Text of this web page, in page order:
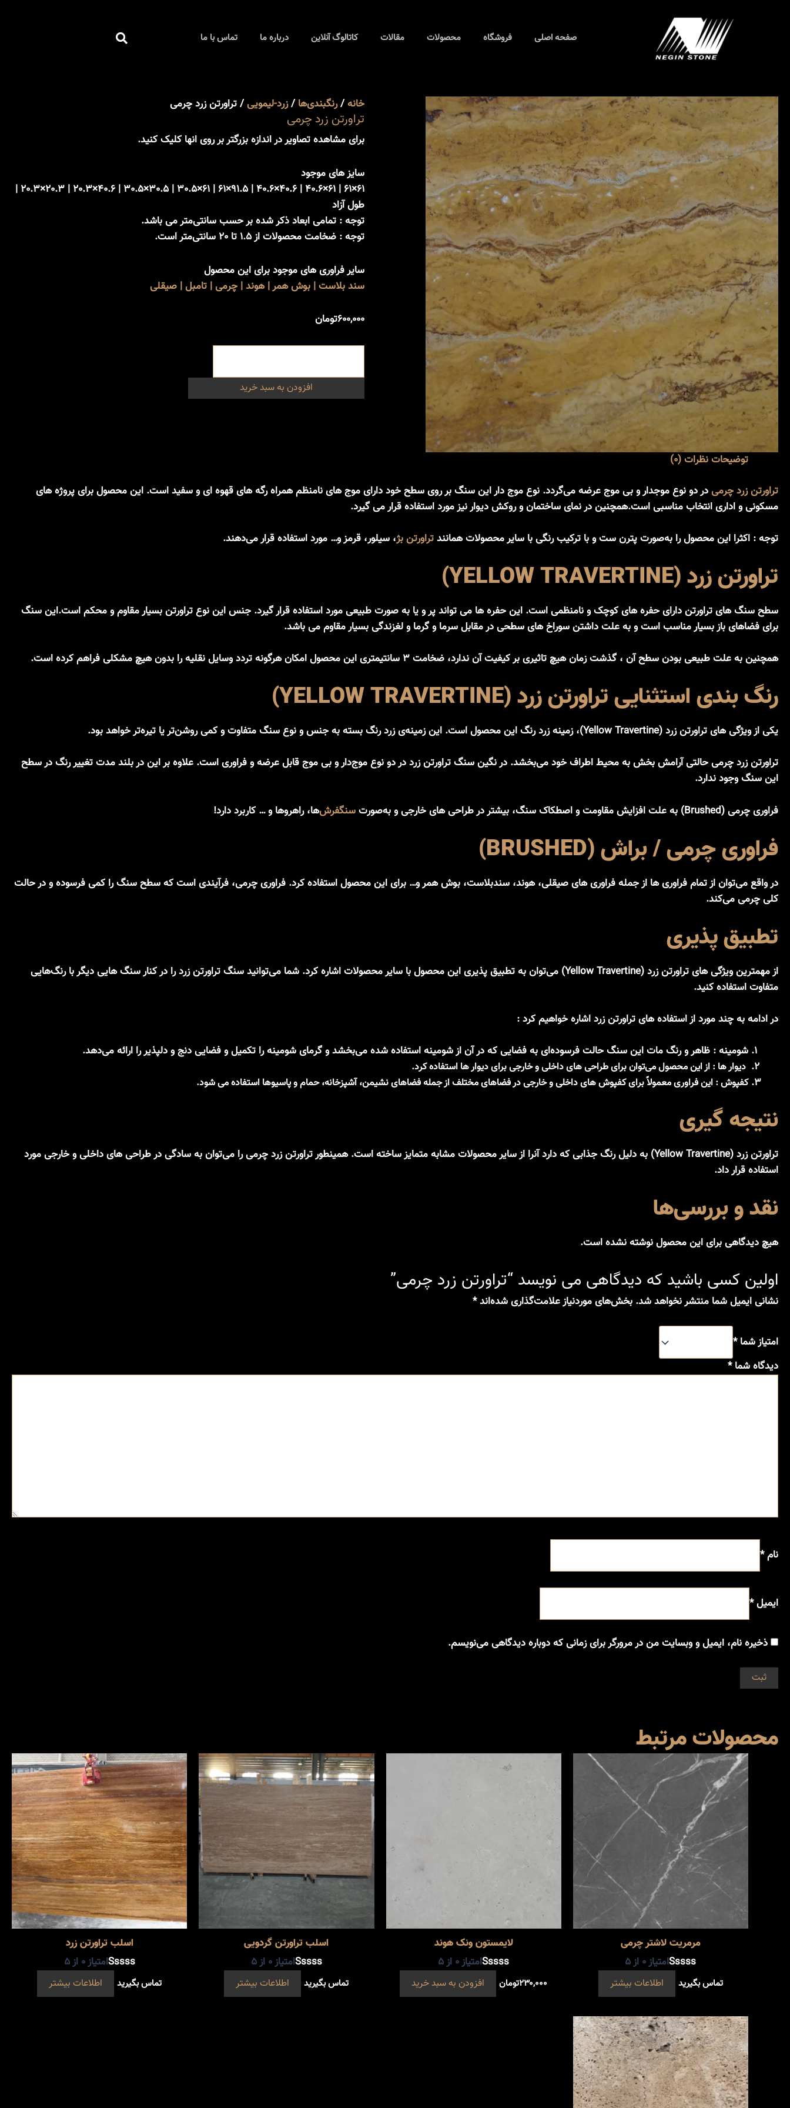
صفحه اصلی فروشگاه محصولات مقالات کاتالوگ آنلاین درباره ما تماس با ما جستجو
کردن
خانه/رنگبندی‌ها/زرد-لیمویی/ تراورتن زرد چرمی
تراورتن زرد چرمی
برای مشاهده تصاویر در اندازه بزرگتر بر روی انها کلیک کنید.
سایز های موجود
61×61 | 61×40.6 | 40.6×40.6 | 91.5×61 | 61×30.5 | 30.5×30.5 | 40.6×20.3 | 20.3×20.3 |
طول آزاد
توجه : تمامی ابعاد ذکر شده بر حسب سانتی‌متر می باشد.
توجه : ضخامت محصولات از 1.5 تا 20 سانتی‌متر است.
سایر فراوری های موجود برای این محصول
سند بلاست | بوش همر | هوند | چرمی | تامبل | صیقلی
۶۰۰,۰۰۰تومان
چرمی
افزودن به سبد خرید
توضیحاتنظرات (0)
تراورتن زردچرمیدر دو نوع موجدار و بی موج عرضه می‌گردد. نوع موج دار این سنگ بر روی سطح خود دارای موج های نامنظم همراه رگه های قهوه ای و سفید است. این محصول برای پروژه های
مسکونی و اداری انتخاب مناسبی است.همچنین در نمای ساختمان و روکش دیوار نیز مورد استفاده قرار می گیرد.
توجه : اکثرا این محصول را به‌صورت پترن ست و با ترکیب رنگی با سایر محصولات همانندتراورتن بژ، سیلور، قرمز و… مورد استفاده قرار می‌دهند.
تراورتن زرد (YELLOW TRAVERTINE)
سطح سنگ های تراورتن دارای حفره های کوچک و نامنظمی است. این حفره ها می تواند پر و یا به صورت طبیعی مورد استفاده قرار گیرد. جنس این نوع تراورتن بسیار مقاوم و محکم است.این سنگ
برای فضاهای باز بسیار مناسب است و به علت داشتن سوراخ های سطحی در مقابل سرما و گرما و لغزندگی بسیار مقاوم می باشد.
همچنین به علت طبیعی بودن سطح آن ، گذشت زمان هیچ تاثیری بر کیفیت آن ندارد، ضخامت ۳ سانتیمتری این محصول امکان هرگونه تردد وسایل نقلیه را بدون هیچ مشکلی فراهم کرده است.
رنگ بندی استثنایی تراورتن زرد (YELLOW TRAVERTINE)
یکی از ویژگی های تراورتن زرد (Yellow Travertine)، زمینه زرد رنگ این محصول است. این زمینه‌ی زرد رنگ بسته به جنس و نوع سنگ متفاوت و کمی روشن‌تر یا تیره‌تر خواهد بود.
تراورتن زرد چرمی حالتی آرامش بخش به محیط اطراف خود می‌بخشد. در نگین سنگ تراورتن زرد در دو نوع موج‌دار و بی موج قابل عرضه و فراوری است. علاوه بر این در بلند مدت تغییر رنگ در سطح
این سنگ وجود ندارد.
فراوری چرمی (Brushed) به علت افزایش مقاومت و اصطکاک سنگ، بیشتر در طراحی های خارجی و به‌صورت سنگفرش‌ها، راهروها و … کاربرد دارد!
فراوری چرمی / براش (BRUSHED)
در واقع می‌توان از تمام فراوری ها از جمله فراوری های صیقلی، هوند، سندبلاست، بوش همر و… برای این محصول استفاده کرد. فراوری چرمی، فرآیندی است که سطح سنگ را کمی فرسوده و در حالت
کلی چرمی می‌کند.
تطبیق پذیری
از مهمترین ویژگی های تراورتن زرد (Yellow Travertine) می‌توان به تطبیق پذیریاین محصول با سایر محصولات اشاره کرد. شما می‌توانید سنگ تراورتن زرد را در کنار سنگ هایی دیگر با رنگ‌هایی
متفاوت استفاده کنید.
در ادامه به چند مورد از استفاده های تراورتن زرد اشاره خواهیم کرد :
شومینه : ظاهر و رنگ مات این سنگ حالت فرسوده‌ای به فضایی که در آن از شومینه استفاده شده می‌بخشد و گرمای شومینه را تکمیل و فضایی دنج و دلپذیر را ارائه می‌دهد.
دیوار ها : از این محصول می‌توان برای طراحی های داخلی و خارجی برای دیوار ها استفاده کرد.
کفپوش : این فراوری معمولاً برای کفپوش های داخلی و خارجی در فضاهای مختلف از جمله فضاهای نشیمن، آشپزخانه، حمام و پاسیوها استفاده می شود.
نتیجه گیری
تراورتن زرد (Yellow Travertine) به دلیل رنگ جذابی که دارد آنرا از سایر محصولات مشابه متمایز ساخته است. همینطور تراورتن زرد چرمی را می‌توان به سادگی در طراحی های داخلی و خارجی مورد
استفاده قرار داد.
نقد و بررسی‌ها
هیچ دیدگاهی برای این محصول نوشته نشده است.
اولین کسی باشید که دیدگاهی می نویسد “تراورتن زرد چرمی”
نشانی ایمیل شما منتشر نخواهد شد. بخش‌های موردنیاز علامت‌گذاری شده‌اند*
امتیاز شما*
دیدگاه شما*
نام*
ایمیل*
ذخیره نام، ایمیل و وبسایت من در مرورگر برای زمانی که دوباره دیدگاهی می‌نویسم.
محصولات مرتبط
مرمریت لاشتر چرمی
امتیاز0 از 5
تماس بگیرید اطلاعات بیشتر
لایمستون ونک هوند
امتیاز0 از 5
۲۳۰,۰۰۰تومان افزودن به سبد خرید
اسلب تراورتن گردویی
امتیاز0 از 5
تماس بگیرید اطلاعات بیشتر
اسلب تراورتن زرد
امتیاز0 از 5
تماس بگیرید اطلاعات بیشتر